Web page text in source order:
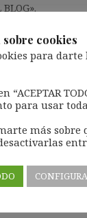
deberán
78 discapacidad
Conejero
cookies
para
“ACEPTAR
para usar
más sobre